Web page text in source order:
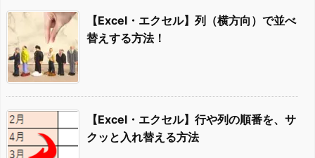
【Excel・エクセル】列（横方向）で並べ
替えする方法！
【Excel・エクセル】行や列の順番を、サ
クッと入れ替える方法